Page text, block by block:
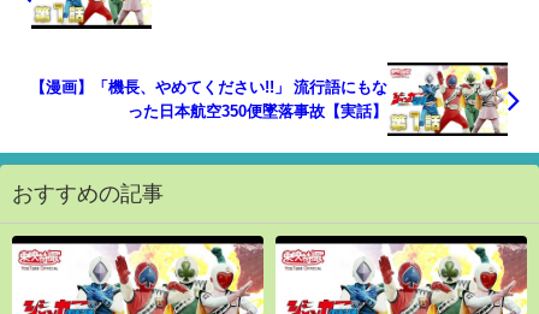
【漫画】「機長、やめてください!!」 流行語にもな
った日本航空350便墜落事故【実話】
おすすめの記事